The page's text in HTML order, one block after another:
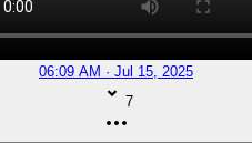
06:09 AM · Jul 15, 2025
7